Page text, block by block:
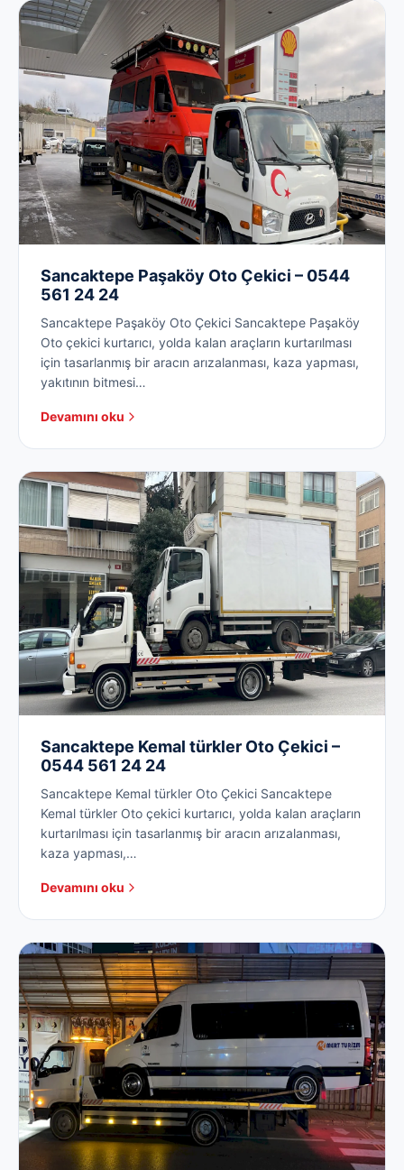
Sancaktepe Paşaköy Oto Çekici – 0544
561 24 24
Sancaktepe Paşaköy Oto Çekici Sancaktepe Paşaköy
Oto çekici kurtarıcı, yolda kalan araçların kurtarılması
için tasarlanmış bir aracın arızalanması, kaza yapması,
yakıtının bitmesi…
Devamını oku
Sancaktepe Kemal türkler Oto Çekici –
0544 561 24 24
Sancaktepe Kemal türkler Oto Çekici Sancaktepe
Kemal türkler Oto çekici kurtarıcı, yolda kalan araçların
kurtarılması için tasarlanmış bir aracın arızalanması,
kaza yapması,…
Devamını oku